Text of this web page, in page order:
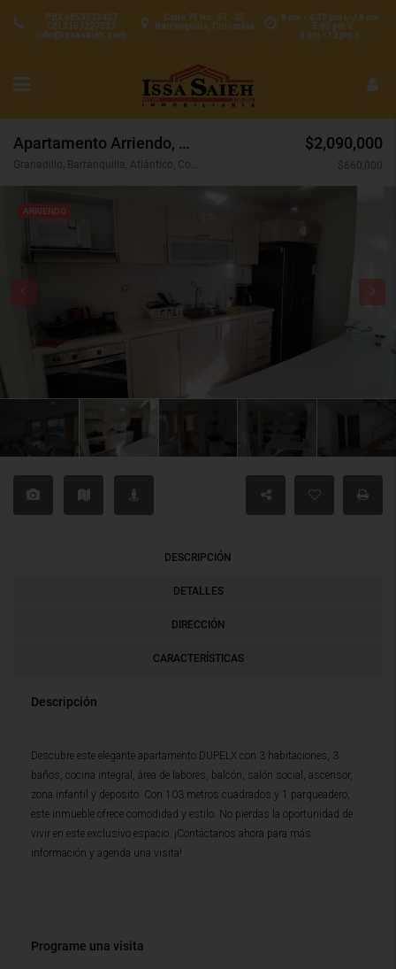
8 am - 4:30 pm L-J 8 am
- 5:00 pm V
8 am - 12 pm S
Calle 70 No. 57 - 25
Barranquilla, Colombia
PBX 6053533427
CEL3157227537
info@issasaieh.com
Apartamento Arriendo, Granadillo, Barranquilla (31007)
Granadillo, Barranquilla, Atlántico, Colombia
$2,090,000
$660,000
ARRIENDO
DESCRIPCIÓN
DETALLES
DIRECCIÓN
CARACTERÍSTICAS
Descripción
Descubre este elegante apartamento DUPELX con 3 habitaciones, 3
baños, cocina integral, área de labores, balcón, salón social, ascensor,
zona infantil y deposito. Con 103 metros cuadrados y 1 parqueadero,
este inmueble ofrece comodidad y estilo. No pierdas la oportunidad de
vivir en este exclusivo espacio. ¡Contáctanos ahora para más
información y agenda una visita!
Programe una visita